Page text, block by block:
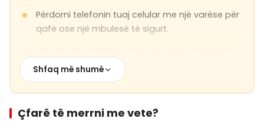
Përdorni telefonin tuaj celular me një varëse për
qafë ose një mbulesë të sigurt.
monedhat) të jenë të siguruara përpara
fluturimit.
kontrolloni rregullat e operatorit para rezervimit.
Shfaq më shumë
Çfarë të merrni me vete?